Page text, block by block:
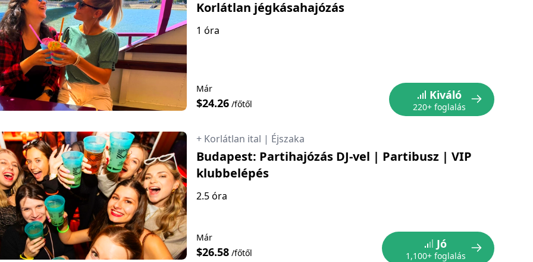
Korlátlan jégkásahajózás
1 óra
Már
$24.26/főtől
Kiváló
220+ foglalás
+ Korlátlan ital | Éjszaka
Budapest: Partihajózás DJ-vel | Partibusz | VIP
klubbelépés
2.5 óra
Már
$26.58/főtől
Jó
1,100+ foglalás